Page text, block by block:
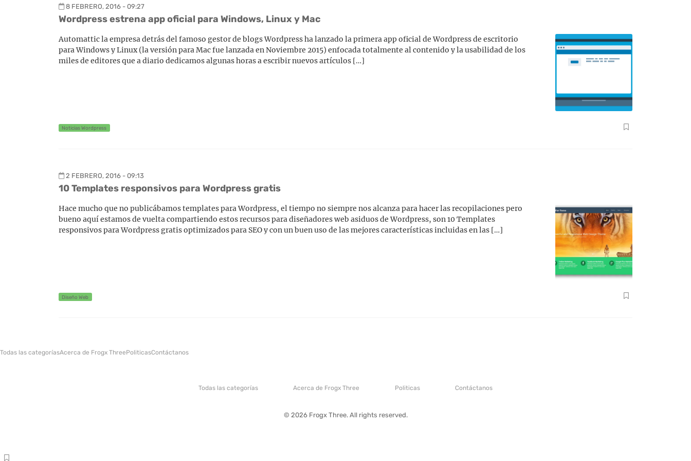
8 FEBRERO, 2016 - 09:27
Wordpress estrena app oficial para Windows, Linux y Mac
Automattic la empresa detrás del famoso gestor de blogs Wordpress ha lanzado la primera app oficial de Wordpress de escritorio
para Windows y Linux (la versión para Mac fue lanzada en Noviembre 2015) enfocada totalmente al contenido y la usabilidad de los
miles de editores que a diario dedicamos algunas horas a escribir nuevos artículos […]
Noticias Wordpress
2 FEBRERO, 2016 - 09:13
10 Templates responsivos para Wordpress gratis
Hace mucho que no publicábamos templates para Wordpress, el tiempo no siempre nos alcanza para hacer las recopilaciones pero
bueno aquí estamos de vuelta compartiendo estos recursos para diseñadores web asiduos de Wordpress, son 10 Templates
responsivos para Wordpress gratis optimizados para SEO y con un buen uso de las mejores características incluidas en las […]
Diseño Web
Todas las categoríasAcerca de Frogx ThreePoliticasContáctanos
Todas las categorías Acerca de Frogx Three Politicas Contáctanos
© 2026 Frogx Three. All rights reserved.